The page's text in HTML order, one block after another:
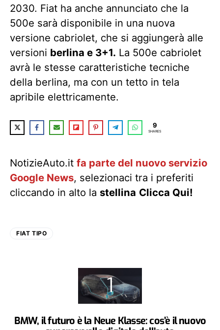
2030. Fiat ha anche annunciato che la
500e sarà disponibile in una nuova
versione cabriolet, che si aggiungerà alle
versioni berlina e 3+1. La 500e cabriolet
avrà le stesse caratteristiche tecniche
della berlina, ma con un tetto in tela
apribile elettricamente.
9
SHARES
NotizieAuto.it fa parte del nuovo servizio
Google News, selezionaci tra i preferiti
cliccando in alto la stellina Clicca Qui!
FIAT TIPO
BMW, il futuro è la Neue Klasse: cos’è il nuovo